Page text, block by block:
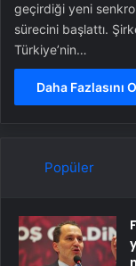
geçirdiği yeni
sürecini başlattı.
Türkiye’nin…
Daha Fazlasını
Popüler